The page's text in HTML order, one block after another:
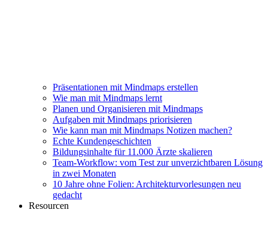
Präsentationen mit Mindmaps erstellen
Wie man mit Mindmaps lernt
Planen und Organisieren mit Mindmaps
Aufgaben mit Mindmaps priorisieren
Wie kann man mit Mindmaps Notizen machen?
Echte Kundengeschichten
Bildungsinhalte für 11.000 Ärzte skalieren
Team-Workflow: vom Test zur unverzichtbaren Lösung
in zwei Monaten
10 Jahre ohne Folien: Architekturvorlesungen neu
gedacht
Resourcen